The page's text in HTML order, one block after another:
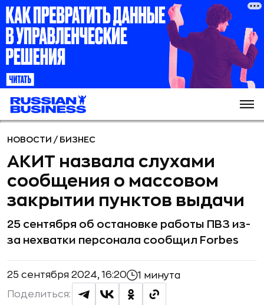
НОВОСТИ / БИЗНЕС
АКИТ назвала слухами
сообщения о массовом
закрытии пунктов выдачи
25 сентября об остановке работы ПВЗ из-
за нехватки персонала сообщил Forbes
25 сентября 2024, 16:20 1 минута
Поделиться: